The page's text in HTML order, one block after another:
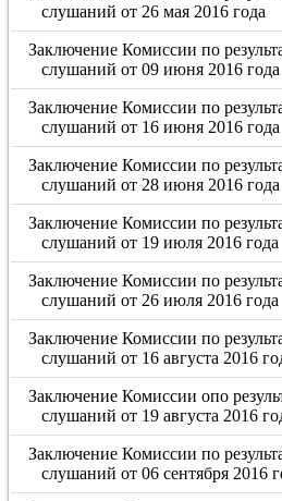
слушаний от 26 мая 2016 года
Заключение Комиссии по
слушаний от 09 июня 2016 года
Заключение Комиссии по
слушаний от 16 июня 2016 года
Заключение Комиссии по
слушаний от 28 июня 2016 года
Заключение Комиссии по
слушаний от 19 июля 2016 года
Заключение Комиссии по
слушаний от 26 июля 2016 года
Заключение Комиссии по
слушаний от 16 августа 2016
Заключение Комиссии опо
слушаний от 19 августа 2016
Заключение Комиссии по
слушаний от 06 сентября 2016